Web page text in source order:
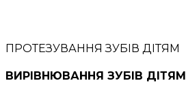
ПРОТЕЗУВАННЯ ЗУБІВ ДІТЯМ
ВИРІВНЮВАННЯ ЗУБІВ ДІТЯМ